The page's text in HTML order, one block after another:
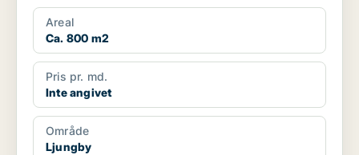
Areal
Ca. 800 m2
Pris pr. md.
Inte angivet
Område
Ljungby